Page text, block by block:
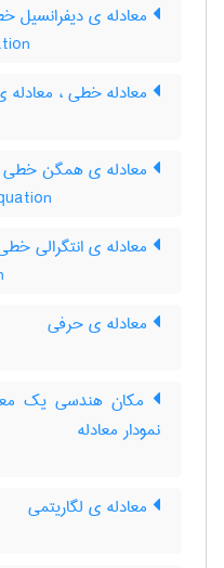
معادله ی دیفرانسیل
معادله خطی ،
معادله ی همگن خطی
معادله ی انتگرالی
معادله ی حرفی
مکان هندسی یک
نمودار معادله
معادله ی لگاریتمی